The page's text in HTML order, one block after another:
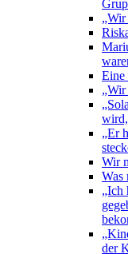
Eine
„Er
Wir
Was
„Ich
der